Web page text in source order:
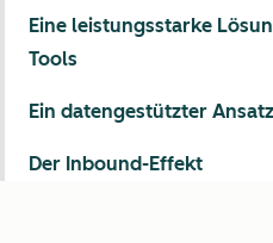
Eine leistungsstarke
Tools
Ein datengestützter Ansatz
Der Inbound-Effekt